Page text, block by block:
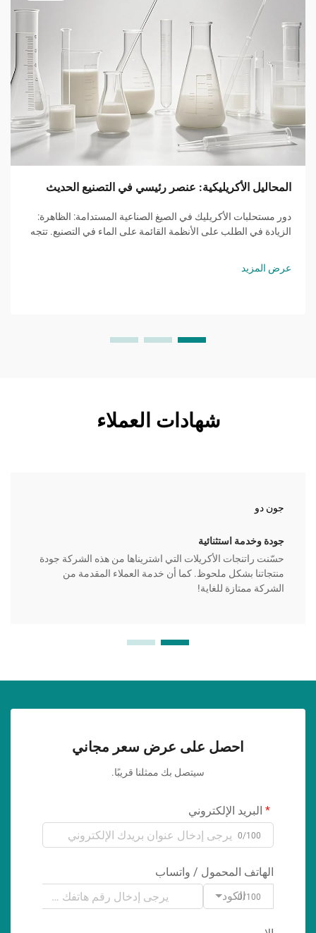
المحاليل الأكريليكية: عنصر رئيسي في التصنيع الحديث
دور مستحلبات الأكريليك في الصيغ الصناعية المستدامة: الظاهرة:
الزيادة في الطلب على الأنظمة القائمة على الماء في التصنيع. تتجه
عرض المزيد
شهادات العملاء
جون دو
جودة وخدمة استثنائية
حسّنت راتنجات الأكريلات التي اشتريناها من هذه الشركة جودة
منتجاتنا بشكل ملحوظ. كما أن خدمة العملاء المقدمة من
الشركة ممتازة للغاية!
احصل على عرض سعر مجاني
سيتصل بك ممثلنا قريبًا.
البريد الإلكتروني
0/100
الهاتف المحمول / واتساب
الكود0/100